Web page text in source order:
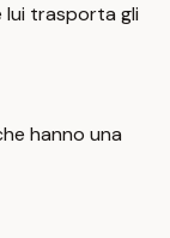
lui trasporta gli
hanno una